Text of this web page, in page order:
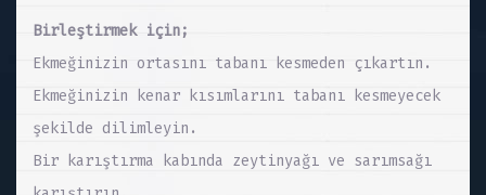
Birleştirmek için;
Ekmeğinizin ortasını tabanı kesmeden çıkartın.
Ekmeğinizin kenar kısımlarını tabanı kesmeyecek
şekilde dilimleyin.
Bir karıştırma kabında zeytinyağı ve sarımsağı